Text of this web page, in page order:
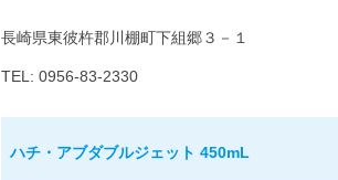
長崎県東彼杵郡川棚町下組郷３－１
TEL: 0956-83-2330
ハチ・アブダブルジェット 450mL